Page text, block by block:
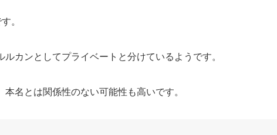
。
カンとしてプライベートと分けているようです。
名とは関係性のない可能性も高いです。